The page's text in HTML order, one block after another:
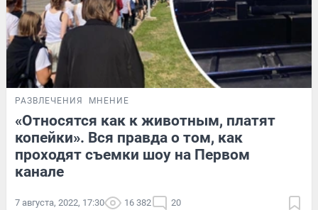
РАЗВЛЕЧЕНИЯ МНЕНИЕ
«Относятся как к животным, платят
копейки». Вся правда о том, как
проходят съемки шоу на Первом
канале
7 августа, 2022, 17:30 16 382 20